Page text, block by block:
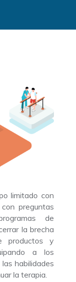
limitado con
preguntas
de
la brecha
productos y
a los
habilidades
la terapia.